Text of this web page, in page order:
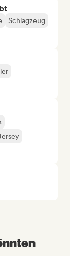
Schlagzeug